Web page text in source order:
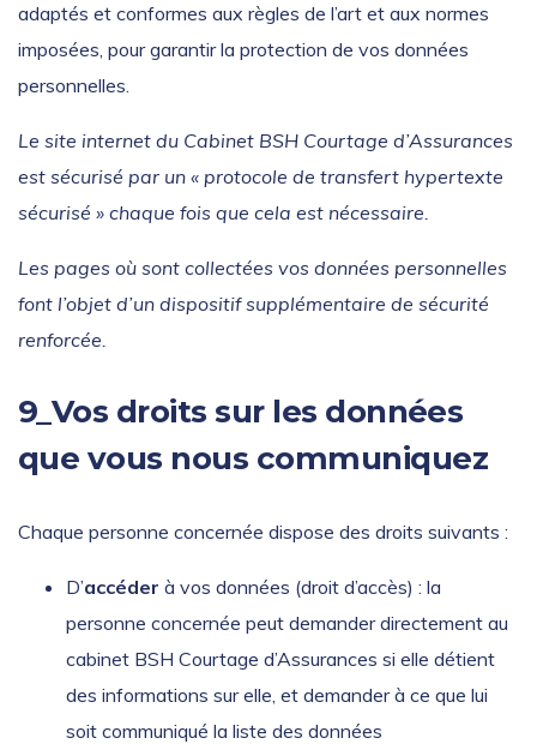
adaptés et conformes aux règles de l’art et aux normes
imposées, pour garantir la protection de vos données
personnelles.
Le site internet du Cabinet BSH Courtage d’Assurances
est sécurisé par un « protocole de transfert hypertexte
sécurisé » chaque fois que cela est nécessaire.
Les pages où sont collectées vos données personnelles
font l’objet d’un dispositif supplémentaire de sécurité
renforcée.
9_Vos droits sur les données
que vous nous communiquez
Chaque personne concernée dispose des droits suivants :
D’accéder à vos données (droit d’accès) : la
personne concernée peut demander directement au
cabinet BSH Courtage d’Assurances si elle détient
des informations sur elle, et demander à ce que lui
soit communiqué la liste des données